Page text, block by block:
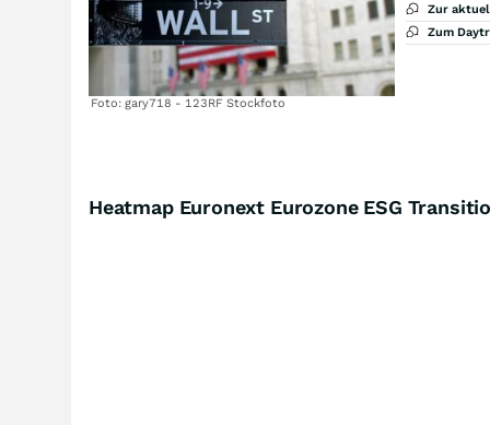
Foto: gary718 - 123RF Stockfoto
Zur
Zum
Heatmap Euronext Eurozone ESG